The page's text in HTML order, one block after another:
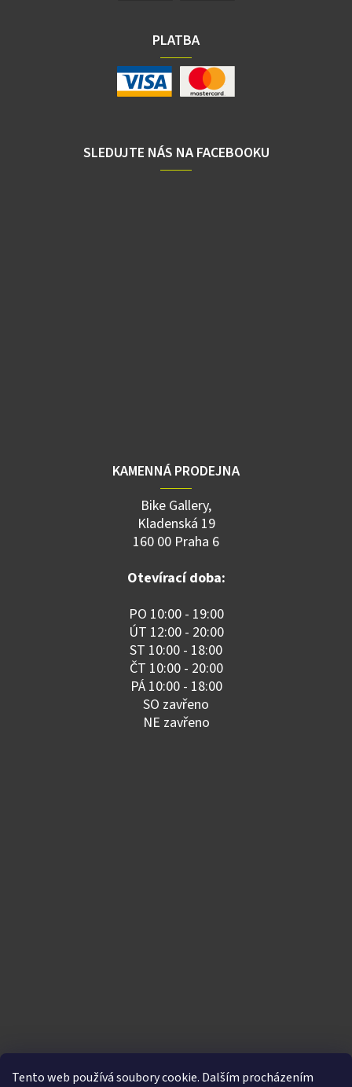
Tento web používá soubory cookie. Dalším procházením
PLATBA
SLEDUJTE NÁS NA FACEBOOKU
KAMENNÁ PRODEJNA
Bike Gallery,
Kladenská 19
160 00 Praha 6
Otevírací doba:
PO 10:00 - 19:00
ÚT 12:00 - 20:00
ST 10:00 - 18:00
ČT 10:00 - 20:00
PÁ 10:00 - 18:00
SO zavřeno
NE zavřeno